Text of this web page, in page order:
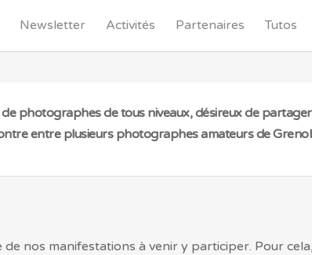
Newsletter Activités Partenaires Tutos
photographes de tous niveaux, désireux de
entre plusieurs photographes amateurs de
nos manifestations à venir y participer. Pour